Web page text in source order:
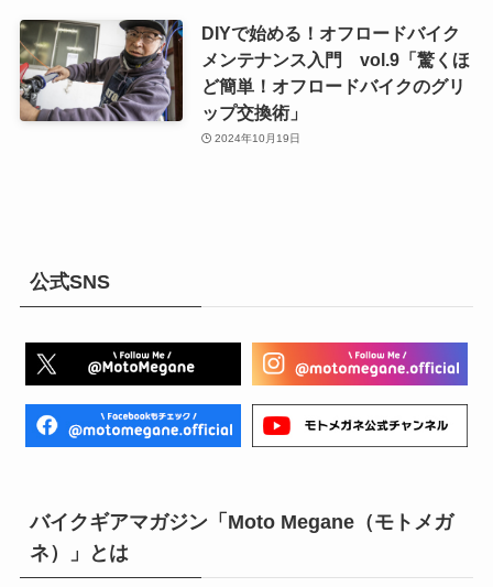
DIYで始める！オフロードバイク
メンテナンス入門 vol.9「驚くほ
ど簡単！オフロードバイクのグリ
ップ交換術」
2024年10月19日
公式SNS
バイクギアマガジン「Moto Megane（モトメガ
ネ）」とは